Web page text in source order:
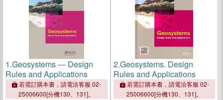
1.Geosystems ― Design
Rules and Applications
若需訂購本書，請電洽客服 02-
25006600[分機130、131]。
2.Geosystems. Design
Rules and Applications
若需訂購本書，請電洽客服 02-
25006600[分機130、131]。